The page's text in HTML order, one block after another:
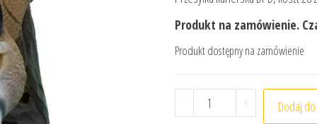
Produkt na zamówienie.
Produkt dostępny na zamówienie
- ilość Cel łuczniczy 3D
+ Dodaj